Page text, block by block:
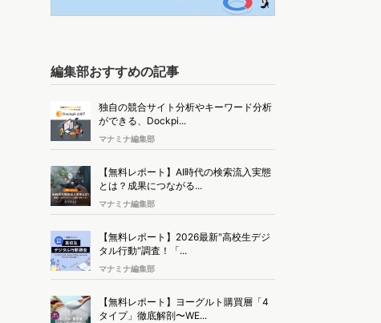
編集部おすすめの記事
独自の競合サイト分析やキーワード分析
ができる、Dockpi...
マナミナ編集部
【無料レポート】AI時代の検索流入実態
とは？成果につながる...
マナミナ編集部
【無料レポート】2026最新"高校生デジ
タル行動"調査！「...
マナミナ編集部
【無料レポート】ヨーグルト購買層「4
タイプ」徹底解剖〜WE...